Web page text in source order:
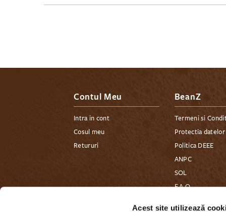
Acest site utilizează
Contul Meu
Intra in cont
Cosul meu
Retururi
BeanZ
Termeni si
Protectia datelor
Politica DEEE
ANPC
SOL
F.A.Q